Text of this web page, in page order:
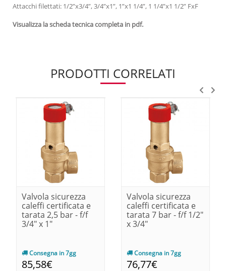
Attacchi filettati: 1/2”x3/4”, 3/4”x1”, 1”x1 1/4”, 1 1/4”x1 1/2” FxF
Visualizza la scheda tecnica completa in pdf.
PRODOTTI CORRELATI
Valvola sicurezza
caleffi certificata e
tarata 2,5 bar - f/f
3/4" x 1"
Consegna in 7gg
85,58€
Valvola sicurezza
caleffi certificata e
tarata 7 bar - f/f 1/2"
x 3/4"
Consegna in 7gg
76,77€